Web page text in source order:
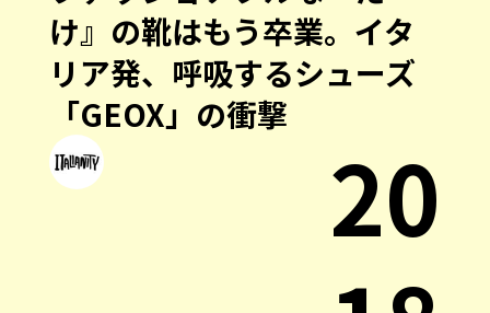
け』の靴はもう卒業。イタ
リア発、呼吸するシューズ
「GEOX」の衝撃
20